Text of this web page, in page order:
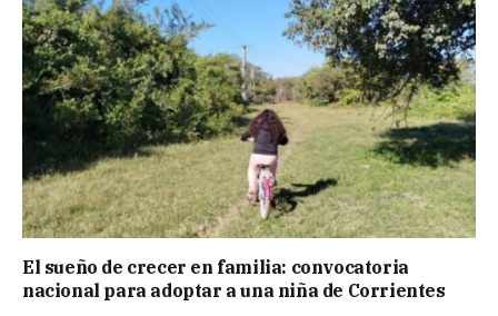
El sueño de crecer en familia: convocatoria
nacional para adoptar a una niña de Corrientes